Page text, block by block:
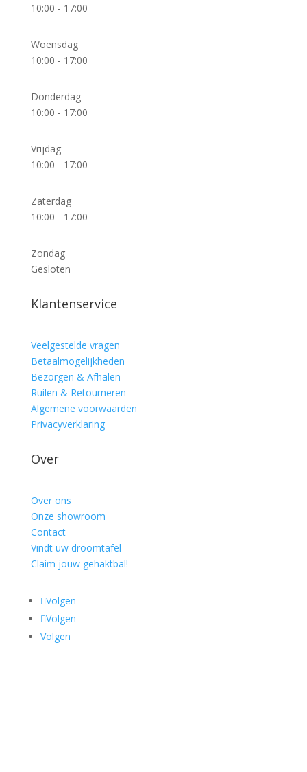
10:00 - 17:00
Woensdag
10:00 - 17:00
Donderdag
10:00 - 17:00
Vrijdag
10:00 - 17:00
Zaterdag
10:00 - 17:00
Zondag
Gesloten
Klantenservice
Veelgestelde vragen
Betaalmogelijkheden
Bezorgen & Afhalen
Ruilen & Retourneren
Algemene voorwaarden
Privacyverklaring
Over
Over ons
Onze showroom
Contact
Vindt uw droomtafel
Claim jouw gehaktbal!
Volgen
Volgen
Volgen